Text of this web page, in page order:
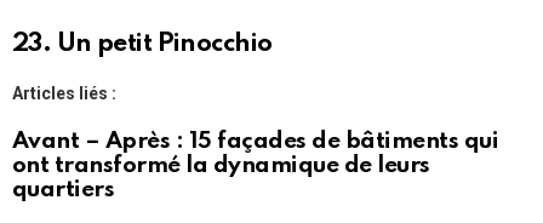
23. Un petit Pinocchio
Articles liés :
Avant – Après : 15 façades de bâtiments qui
ont transformé la dynamique de leurs
quartiers